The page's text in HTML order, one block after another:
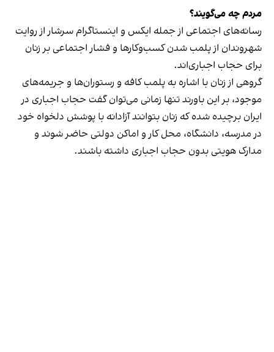
مردم چه می‌گویند؟
رسانه‎‌های اجتماعی از جمله ایکس و اینستاگرام سرشار از روایت
شهروندان از پلمب شدن کسب‌وکارها و فشار اجتماعی بر زنان
برای حجاب اجباری‌اند.
گروهی از زنان با اشاره به پلمب کافه و رستوران‌ها و جریمه‌های
موجود، بر این باورند تنها زمانی می‌توان گفت حجاب اجباری در
ایران برچیده شده که زنان بتوانند آزادانه با پوشش دلخواه خود
در مدرسه، دانشگاه، محل کار و اماکن دولتی حاضر شوند و
مدارک هویتی بدون حجاب اجباری داشته باشند.